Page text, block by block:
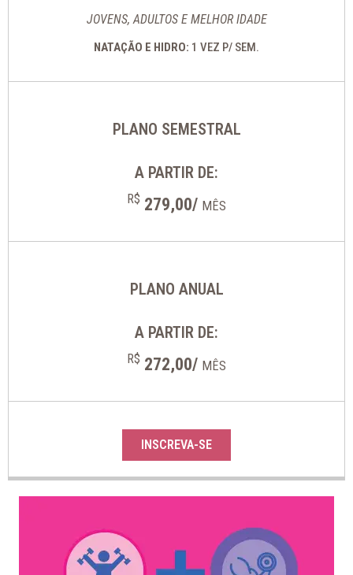
JOVENS, ADULTOS E MELHOR IDADE
NATAÇÃO E HIDRO: 1 VEZ P/ SEM.
PLANO SEMESTRAL
A PARTIR DE:
R$ 279,00/ MÊS
PLANO ANUAL
A PARTIR DE:
R$ 272,00/ MÊS
INSCREVA-SE